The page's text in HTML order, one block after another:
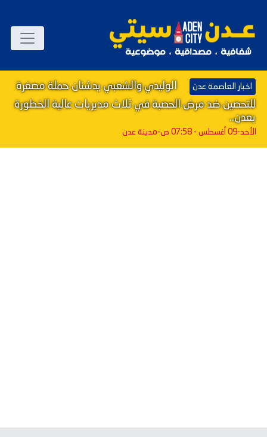
اخبار العاصمة عدن
الوليدي والشعبي يدشنان حملة مصغرة
للتحصين ضد مرض الحصبة في ثلاث مديريات عالية الخطورة
بعدن..
الأحد-09 أغسطس - 07:58 ص -مدينة عدن